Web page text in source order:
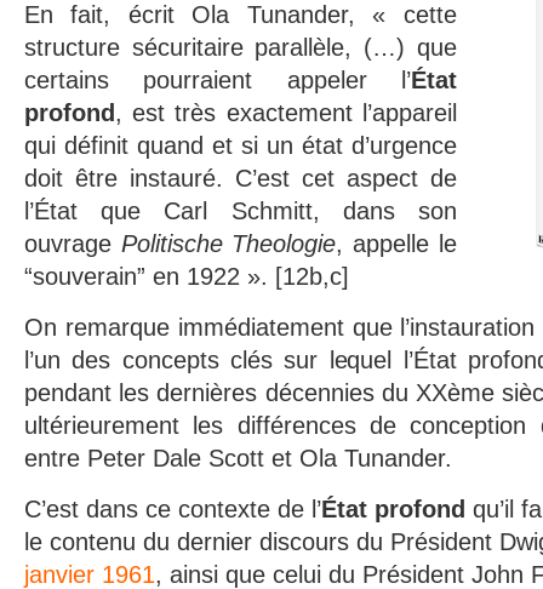
En fait, écrit Ola Tunander, « cette
structure sécuritaire parallèle, (…) que
certains pourraient appeler l’État
profond , est très exactement l’appareil
qui définit quand et si un état d’urgence
doit être instauré. C’est cet aspect de
l’État que Carl Schmitt, dans son
ouvrage Politische Theologie, appelle le
“souverain” en 1922 ». [12b,c]
On remarque immédiatement que l’instauration
l’un des concepts clés sur lequel l’État
pendant les dernières décennies du XXème
ultérieurement les différences de
entre Peter Dale Scott et Ola Tunander.
C’est dans ce contexte de l’État profond qu’il
le contenu du dernier discours du Président
janvier 1961, ainsi que celui du Président John